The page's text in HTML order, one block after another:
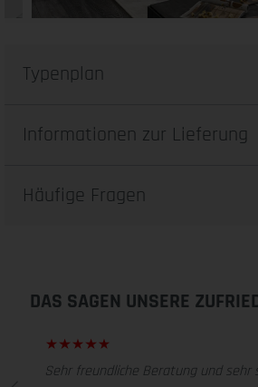
Typenplan
Informationen zur Lieferung
Häufige Fragen
DAS SAGEN UNSERE
Sehr freundliche Beratung und sehr